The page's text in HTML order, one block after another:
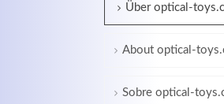
Über optical-
About optical-
Sobre optical-
Lorem ipsum
adipiscing elit.